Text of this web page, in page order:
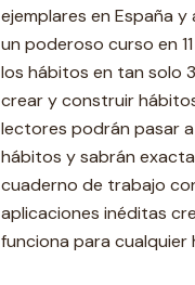
ejemplares en España
un poderoso curso en
los hábitos en tan solo
crear y construir
lectores podrán pasar
hábitos y sabrán
cuaderno de trabajo
aplicaciones inéditas
funciona para cualquier